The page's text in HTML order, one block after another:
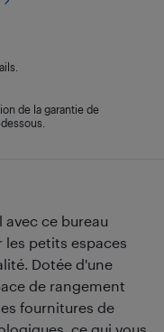
ce bureau
petits espaces
Dotée d'une
de rangement
fournitures de
de la garantie de